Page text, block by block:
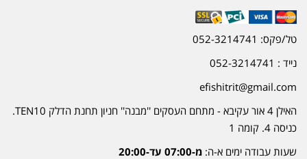
טל/פקס: 052-3214741
נייד : 052-3214741
efishitrit@gmail.com
האילן 4 אור עקיבא - מתחם העסקים ''מבנה'' חניון תחנת הדלק TEN10.
כניסה 4. קומה 1
שעות עבודה ימים א-ה: מ-07:00 עד-20:00